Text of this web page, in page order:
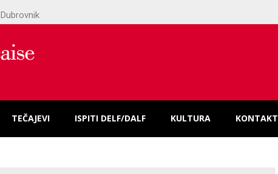
Dubrovnik
TEČAJEVI ISPITI DELF/DALF KULTURA KONTAKT